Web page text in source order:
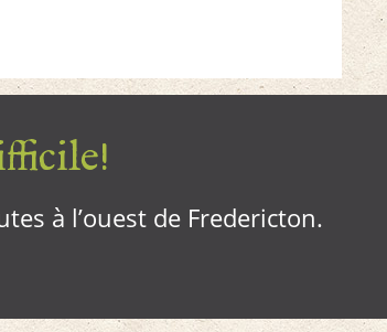
à l’ouest de Fredericton.